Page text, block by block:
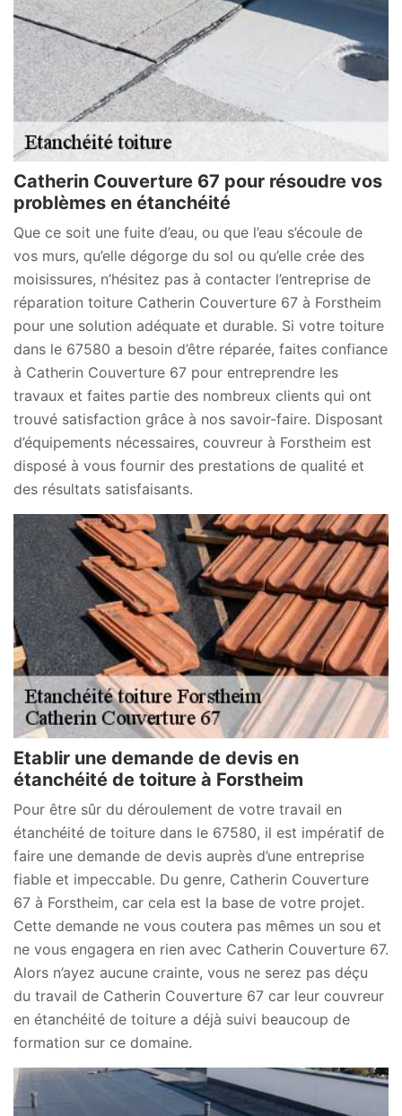
Catherin Couverture 67 pour résoudre vos
problèmes en étanchéité
Que ce soit une fuite d’eau, ou que l’eau s’écoule de
vos murs, qu’elle dégorge du sol ou qu’elle crée des
moisissures, n’hésitez pas à contacter l’entreprise de
réparation toiture Catherin Couverture 67 à Forstheim
pour une solution adéquate et durable. Si votre toiture
dans le 67580 a besoin d’être réparée, faites confiance
à Catherin Couverture 67 pour entreprendre les
travaux et faites partie des nombreux clients qui ont
trouvé satisfaction grâce à nos savoir-faire. Disposant
d’équipements nécessaires, couvreur à Forstheim est
disposé à vous fournir des prestations de qualité et
des résultats satisfaisants.
Etablir une demande de devis en
étanchéité de toiture à Forstheim
Pour être sûr du déroulement de votre travail en
étanchéité de toiture dans le 67580, il est impératif de
faire une demande de devis auprès d’une entreprise
fiable et impeccable. Du genre, Catherin Couverture
67 à Forstheim, car cela est la base de votre projet.
Cette demande ne vous coutera pas mêmes un sou et
ne vous engagera en rien avec Catherin Couverture 67.
Alors n’ayez aucune crainte, vous ne serez pas déçu
du travail de Catherin Couverture 67 car leur couvreur
en étanchéité de toiture a déjà suivi beaucoup de
formation sur ce domaine.